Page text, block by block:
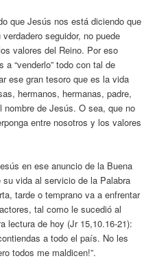
que Jesús nos está diciendo que
seguidor, no puede
valores del Reino. Por eso
“venderlo” todo con tal de
ese gran tesoro que es la vida
hermanos, hermanas, padre,
nombre de Jesús. O sea, que no
entre nosotros y los valores
en ese anuncio de la Buena
vida al servicio de la Palabra
tarde o temprano va a enfrentar
tal como le sucedió al
lectura de hoy (Jr 15,10.16-21):
a todo el país. No les
todos me maldicen!”.